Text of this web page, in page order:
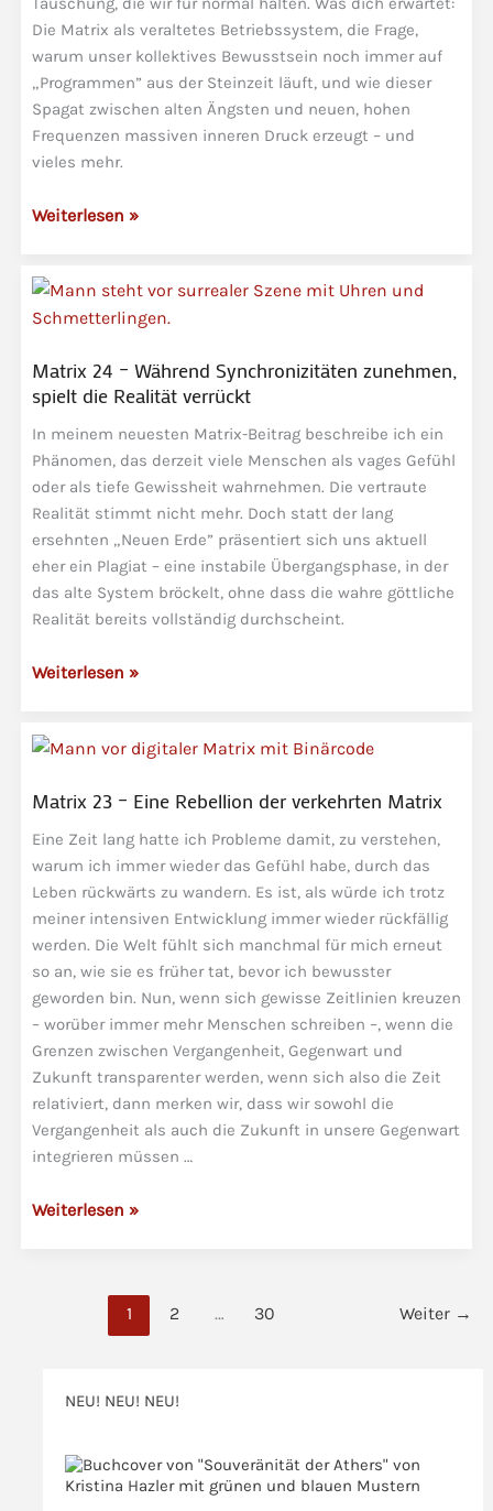
Die Matrix als veraltetes Betriebssystem, die Frage,
warum unser kollektives Bewusstsein noch immer auf
„Programmen” aus der Steinzeit läuft, und wie dieser
Spagat zwischen alten Ängsten und neuen, hohen
Frequenzen massiven inneren Druck erzeugt – und
vieles mehr.
MaTricks
unsichtbaren
Drähte
Beeinflussung
und
Manipulation
Weiterlesen »
Matrix 24 – Während Synchronizitäten zunehmen,
spielt die Realität verrückt
In meinem neuesten Matrix-Beitrag beschreibe ich ein
Phänomen, das derzeit viele Menschen als vages Gefühl
oder als tiefe Gewissheit wahrnehmen. Die vertraute
Realität stimmt nicht mehr. Doch statt der lang
ersehnten „Neuen Erde” präsentiert sich uns aktuell
eher ein Plagiat – eine instabile Übergangsphase, in der
das alte System bröckelt, ohne dass die wahre göttliche
Realität bereits vollständig durchscheint.
Matrix
Während
zunehmen,
spielt
die
Realität
verrückt
Weiterlesen »
Matrix 23 – Eine Rebellion der verkehrten Matrix
Eine Zeit lang hatte ich Probleme damit, zu verstehen,
warum ich immer wieder das Gefühl habe, durch das
Leben rückwärts zu wandern. Es ist, als würde ich trotz
meiner intensiven Entwicklung immer wieder rückfällig
werden. Die Welt fühlt sich manchmal für mich erneut
so an, wie sie es früher tat, bevor ich bewusster
geworden bin. Nun, wenn sich gewisse Zeitlinien kreuzen
– worüber immer mehr Menschen schreiben –, wenn die
Grenzen zwischen Vergangenheit, Gegenwart und
Zukunft transparenter werden, wenn sich also die Zeit
relativiert, dann merken wir, dass wir sowohl die
Vergangenheit als auch die Zukunft in unsere Gegenwart
integrieren müssen …
Matrix
Matrix
Weiterlesen »
1 2 … 30 Weiter →
NEU! NEU! NEU!